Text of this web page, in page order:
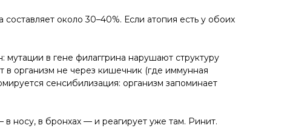
около 30–40%. Если атопия есть у обоих
в гене филаггрина нарушают структуру
организм не через кишечник (где иммунная
сенсибилизация: организм запоминает
носу, в бронхах — и реагирует уже там. Ринит.